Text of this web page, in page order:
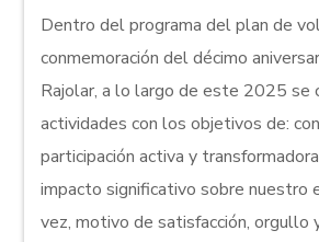
Dentro del programa del plan de
conmemoración del décimo
Rajolar, a lo largo de este 2025 se
actividades con los objetivos de:
participación activa y
impacto significativo sobre nuestro
vez, motivo de satisfacción, orgullo